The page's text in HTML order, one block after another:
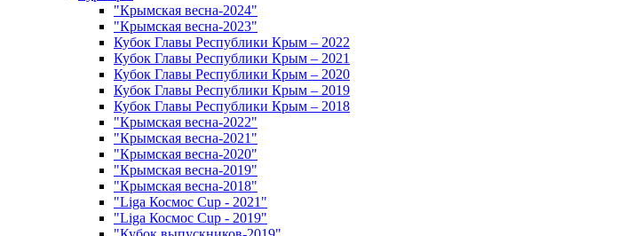
"Крымская весна-2024"
"Крымская весна-2023"
Кубок Главы Республики Крым – 2022
Кубок Главы Республики Крым – 2021
Кубок Главы Республики Крым – 2020
Кубок Главы Республики Крым – 2019
Кубок Главы Республики Крым – 2018
"Крымская весна-2022"
"Крымская весна-2021"
"Крымская весна-2020"
"Крымская весна-2019"
"Крымская весна-2018"
"Liga Космос Cup - 2021"
"Liga Космос Cup - 2019"